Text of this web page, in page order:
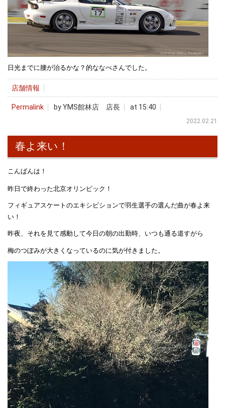
日光までに腰が治るかな？的ななべさんでした。
店舗情報
Permalink by YMS館林店 店長 at 15:40
2022.02.21
春よ来い！
こんばんは！
昨日で終わった北京オリンピック！
フィギュアスケートのエキシビションで羽生選手の選んだ曲が春よ来
い！
昨夜、それを見て感動して今日の朝の出勤時、いつも通る道すがら
梅のつぼみが大きくなっているのに気が付きました。